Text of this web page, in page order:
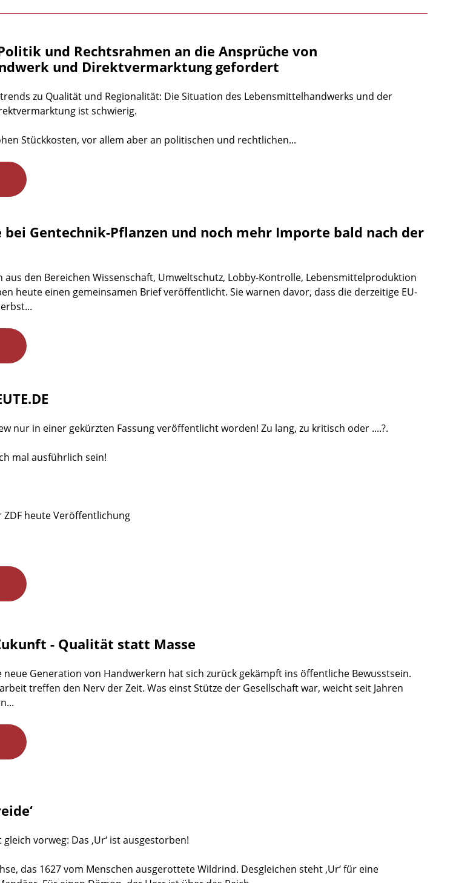
und Rechtsrahmen an die Ansprüche von
und Direktvermarktung gefordert
zu Qualität und Regionalität: Die Situation des Lebensmittelhandwerks und der
ist schwierig.
Stückkosten, vor allem aber an politischen und rechtlichen...
bei Gentechnik-Pflanzen und noch mehr Importe bald nach der
aus den Bereichen Wissenschaft, Umweltschutz, Lobby-Kontrolle, Lebensmittelproduktion
heute einen gemeinsamen Brief veröffentlicht. Sie warnen davor, dass die derzeitige EU-
nur in einer gekürzten Fassung veröffentlicht worden! Zu lang, zu kritisch oder ....?.
mal ausführlich sein!
ZDF heute Veröffentlichung
- Qualität statt Masse
neue Generation von Handwerkern hat sich zurück gekämpft ins öffentliche Bewusstsein.
treffen den Nerv der Zeit. Was einst Stütze der Gesellschaft war, weicht seit Jahren
vorweg: Das ‚Ur‘ ist ausgestorben!
das 1627 vom Menschen ausgerottete Wildrind. Desgleichen steht ‚Ur‘ für eine